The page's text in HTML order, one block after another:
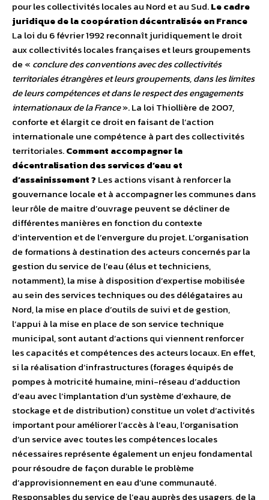
pour les collectivités locales au Nord et au Sud.Le cadre
juridique de la coopération décentralisée en France
La loi du 6 février 1992 reconnaît juridiquement le droit
aux collectivités locales françaises et leurs groupements
de « conclure des conventions avec des collectivités
territoriales étrangères et leurs groupements, dans les limites
de leurs compétences et dans le respect des engagements
internationaux de la France». La loi Thiollière de 2007,
conforte et élargit ce droit en faisant de l’action
internationale une compétence à part des collectivités
territoriales.Comment accompagner la
décentralisation des services d’eau et
d’assainissement ? Les actions visant à renforcer la
gouvernance locale et à accompagner les communes dans
leur rôle de maitre d’ouvrage peuvent se décliner de
différentes manières en fonction du contexte
d’intervention et de l’envergure du projet. L’organisation
de formations à destination des acteurs concernés par la
gestion du service de l’eau (élus et techniciens,
notamment), la mise à disposition d’expertise mobilisée
au sein des services techniques ou des délégataires au
Nord, la mise en place d’outils de suivi et de gestion,
l’appui à la mise en place de son service technique
municipal, sont autant d’actions qui viennent renforcer
les capacités et compétences des acteurs locaux. En effet,
si la réalisation d’infrastructures (forages équipés de
pompes à motricité humaine, mini-réseau d’adduction
d’eau avec l’implantation d’un système d’exhaure, de
stockage et de distribution) constitue un volet d’activités
important pour améliorer l’accès à l’eau, l’organisation
d’un service avec toutes les compétences locales
nécessaires représente également un enjeu fondamental
pour résoudre de façon durable le problème
d’approvisionnement en eau d’une communauté.
Responsables du service de l’eau auprès des usagers, de la